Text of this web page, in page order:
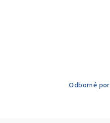
Odborné